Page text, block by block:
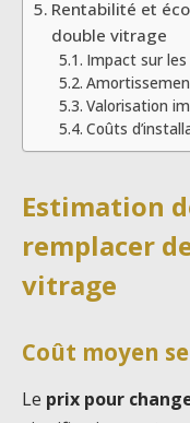
Rentabilité et
double vitrage
Impact sur les
Valorisation
Coûts
Estimation
remplacer
vitrage
Coût moyen
Le prix pour